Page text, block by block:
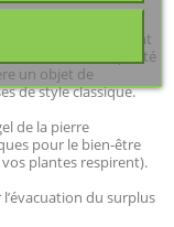
est un petit contenant
associée à la simplicité
un objet de
de style classique.
de la pierre
pour le bien-être
plantes respirent).
du surplus